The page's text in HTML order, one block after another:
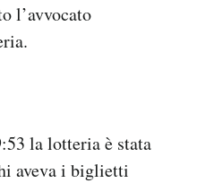
l’avvocato
la lotteria è stata
aveva i biglietti